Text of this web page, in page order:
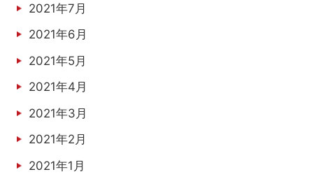
2021年7月
2021年6月
2021年5月
2021年4月
2021年3月
2021年2月
2021年1月